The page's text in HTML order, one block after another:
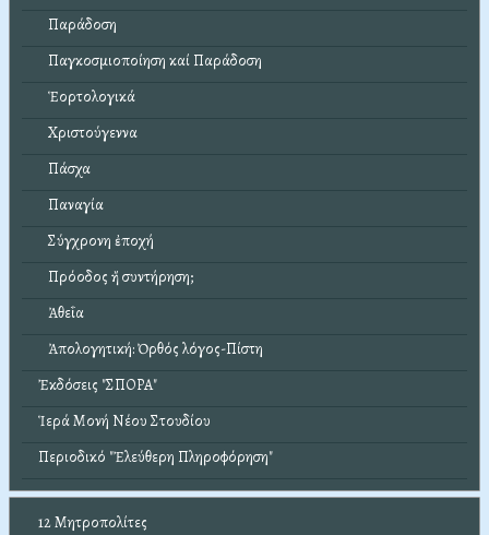
Παράδοση
Παγκοσμιοποίηση καί Παράδοση
Ἑορτολογικά
Χριστούγεννα
Πάσχα
Παναγία
Σύγχρονη ἐποχή
Πρόοδος ἤ συντήρηση;
Ἀθεΐα
Ἀπολογητική: Ὀρθός λόγος-Πίστη
Ἐκδόσεις "ΣΠΟΡΑ"
Ἱερά Μονή Νέου Στουδίου
Περιοδικό "Ἐλεύθερη Πληροφόρηση"
12 Μητροπολίτες